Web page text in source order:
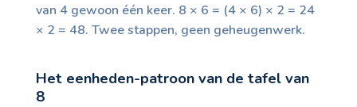
van 4 gewoon één keer. 8 × 6 = (4 × 6) × 2 = 24
× 2 = 48. Twee stappen, geen geheugenwerk.
Het eenheden-patroon van de tafel van
8